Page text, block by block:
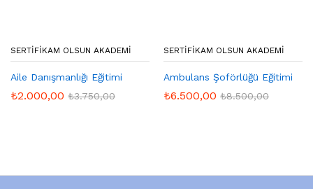
SERTIFIKAM OLSUN AKADEMI
Aile Danışmanlığı Eğitimi
₺2.000,00 ₺3.750,00
SERTIFIKAM OLSUN AKADEMI
Ambulans Şoförlüğü Eğitimi
₺6.500,00 ₺8.500,00